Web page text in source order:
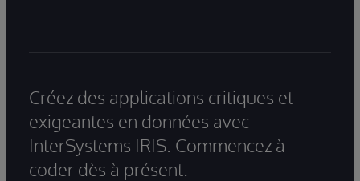
Créez des applications critiques et
exigeantes en données avec
InterSystems IRIS. Commencez à
coder dès à présent.